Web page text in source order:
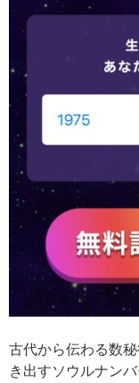
古代から伝わる数
き出すソウルナン